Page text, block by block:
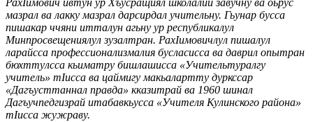
РахIимович ивтун ур Хъусращиял школалий завучну ва оьрус
мазрал ва лакку мазрал дарсирдал учительну. Гьунар бусса
пишакар ччяни итталун агьну ур республикалул
Минпросвещениялул зузалтран. РахIимовичлул пишалул
ларайсса профессионализмалия бусласисса ва даврил опытран
бюхттулсса кьиматру бишлашисса «Учительтуралгу
учитель» тIисса ва цаймигу макьалартту дуркссар
«Дагъусттаннал правда» кказитрай ва 1960 шинал
Дагъучпедгизрай итабавкьусса «Учителя Кулинского района»
тIисса жужраву.